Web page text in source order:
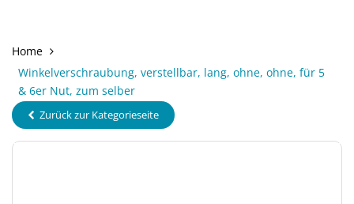
Home
Winkelverschraubung, verstellbar, lang, ohne, ohne, für 5
& 6er Nut, zum selber
Zurück zur Kategorieseite